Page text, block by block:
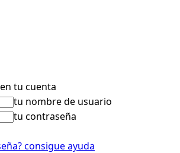
tu cuenta
tu nombre de usuario
tu contraseña
consigue ayuda